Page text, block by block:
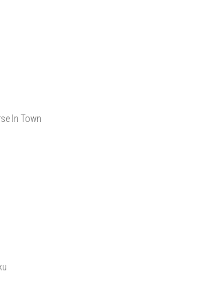
In Town